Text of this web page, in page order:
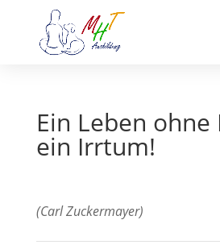
Ein Leben
ein Irrtum!
(Carl Zuckermayer)